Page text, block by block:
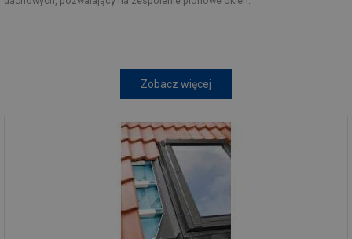
Zobacz więcej